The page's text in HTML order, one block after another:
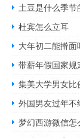
土豆是什么季节
杜宾怎么立耳
大年初二能擀面
带薪年假国家规
集美大学男女比
外国男友过年不
梦幻西游微信怎